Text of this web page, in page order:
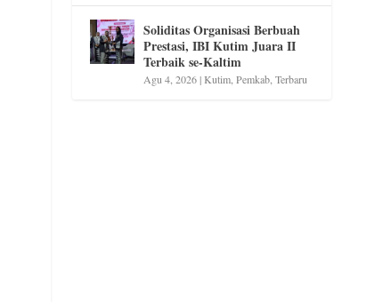
Soliditas Organisasi Berbuah
Prestasi, IBI Kutim Juara II
Terbaik se-Kaltim
Agu 4, 2026|Kutim,Pemkab,Terbaru